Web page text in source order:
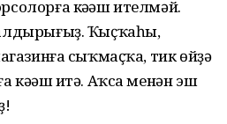
кәңәш ителмәй.
Ҡыҫҡаһы,
сыҡмаҫҡа, тик өйҙә
кәңәш итә. Аҡса менән эш